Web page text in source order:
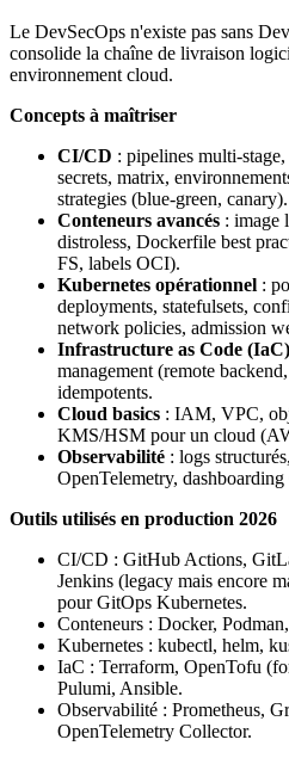
Le DevSecOps n'existe pas sans
consolide la chaîne de livraison
environnement cloud.
Concepts à maîtriser
CI/CD : pipelines multi-
secrets, matrix,
strategies (blue-green, canary).
Conteneurs avancés : image
distroless, Dockerfile best
FS, labels OCI).
Kubernetes opérationnel :
deployments, statefulsets,
network policies, admission
Infrastructure as Code (IaC)
management (remote
idempotents.
Cloud basics : IAM, VPC,
KMS/HSM pour un cloud
Observabilité : logs
OpenTelemetry, dashboarding
Outils utilisés en production 2026
CI/CD : GitHub Actions,
Jenkins (legacy mais encore
pour GitOps Kubernetes.
Conteneurs : Docker,
Kubernetes : kubectl, helm,
IaC : Terraform, OpenTofu
Pulumi, Ansible.
Observabilité : Prometheus,
OpenTelemetry Collector.